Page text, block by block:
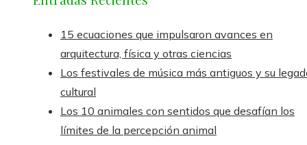
15 ecuaciones que impulsaron avances en
arquitectura, física y otras ciencias
Los festivales de música más antiguos y su
cultural
Los 10 animales con sentidos que desafían los
límites de la percepción animal